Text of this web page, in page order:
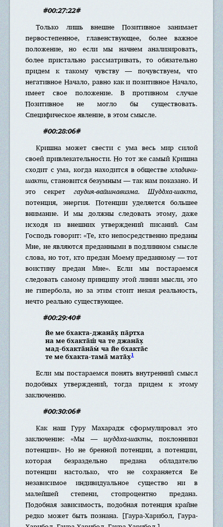
#00:27:22#
Только лишь внешне Позитивное занимает
первостепенное, главенствующее, более важное
положение, но если мы начнем анализировать,
более пристально рассматривать, то обязательно
придем к такому чувству — почувствуем, что
негативное Начало, равно как и позитивное Начало,
имеет свое положение. В противном случае
Позитивное не могло бы существовать.
Специфическое явление, в этом смысле.
#00:28:06#
Кришна может свести с ума весь мир силой
своей привлекательности. Но тот же самый Кришна
сходит с ума, когда находится в обществехладини-
шакти, становится безумным — так нам показано. И
это секрет гаудия-вайшнавизма.Шуддха-шакта,
потенция, энергия. Потенции уделяется большее
внимание. И мы должны следовать этому, даже
исходя из внешних утверждений писаний. Сам
Господь говорит: «Те, кто непосредственно преданы
Мне, не являются преданными в подлинном смысле
слова, но тот, кто предан Моему преданному — тот
воистину предан Мне». Если мы постараемся
следовать самому принципу этой линии мысли, это
не гипербола, но за этим стоит некая реальность,
нечто реально существующее.
#00:29:40#
йе ме бхакта-джанāх̣ пāртха
на ме бхактāш́ ча те джанāх̣
мад-бхактāнāм̇ ча йе бхактāс
те ме бхакта-тамā матāх̣1
Если мы постараемся понять внутренний смысл
подобных утверждений, тогда придем к этому
заключению.
#00:30:06#
Как наш Гуру Махарадж сформулировал это
заключение: «Мы — шуддха-шакты, поклонники
потенции». Но не бренной потенции, а потенции,
которая безраздельно предана обладателю
потенции настолько, что не сохраняется Ее
независимое индивидуальное существо ни в
малейшей степени, стопроцентно предана.
Подобная зависимость, подобная потенция крайне
редко может быть познана. [Гаура-Харибол, Гаура-